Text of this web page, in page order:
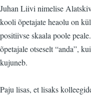
Juhan Liivi nimelise
kooli õpetajate heaolu on
positiivse skaala poole
õpetajale otseselt “anda”,
kujuneb.
Paju lisas, et lisaks